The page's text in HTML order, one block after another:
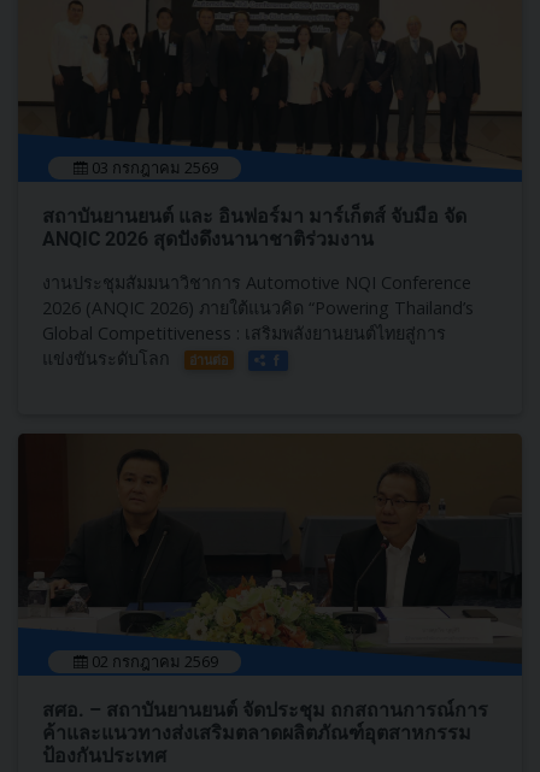
03 กรกฎาคม 2569
สถาบันยานยนต์​ และ อินฟอร์มา มาร์เก็ตส์ จับมือ จัด
ANQIC​ 2026 สุดปังดึงนานาชาติร่วมงาน
งานประชุมสัมมนาวิชาการ Automotive NQI Conference
2026 (ANQIC​ 2026)​ ภายใต้แนวคิด “Powering Thailand’s
Global Competitiveness : เสริมพลังยานยนต์ไทยสู่การ
แข่งขันระดับโลก
อ่านต่อ
02 กรกฎาคม 2569
สศอ. – สถาบันยานยนต์ จัดประชุม ถกสถานการณ์การ
ค้าและแนวทางส่งเสริมตลาดผลิตภัณฑ์อุตสาหกรรม
ป้องกันประเทศ